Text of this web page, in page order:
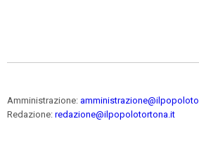
Amministrazione:
Redazione: redazione@ilpopolotortona.it